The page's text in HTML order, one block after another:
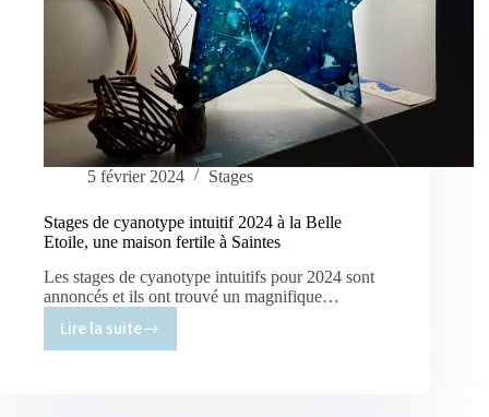
5 février 2024 Stages
Stages de cyanotype intuitif 2024 à la Belle
Etoile, une maison fertile à Saintes
Les stages de cyanotype intuitifs pour 2024 sont
annoncés et ils ont trouvé un magnifique…
Lire la suite
Stages